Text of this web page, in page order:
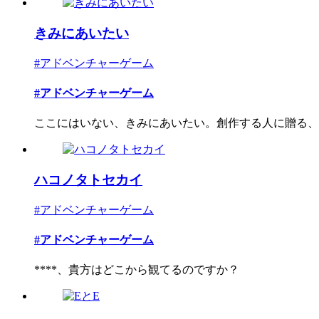
きみにあいたい
#アドベンチャーゲーム
#アドベンチャーゲーム
ここにはいない、きみにあいたい。創作する人に贈る
ハコノタトセカイ
#アドベンチャーゲーム
#アドベンチャーゲーム
****、貴方はどこから観てるのですか？